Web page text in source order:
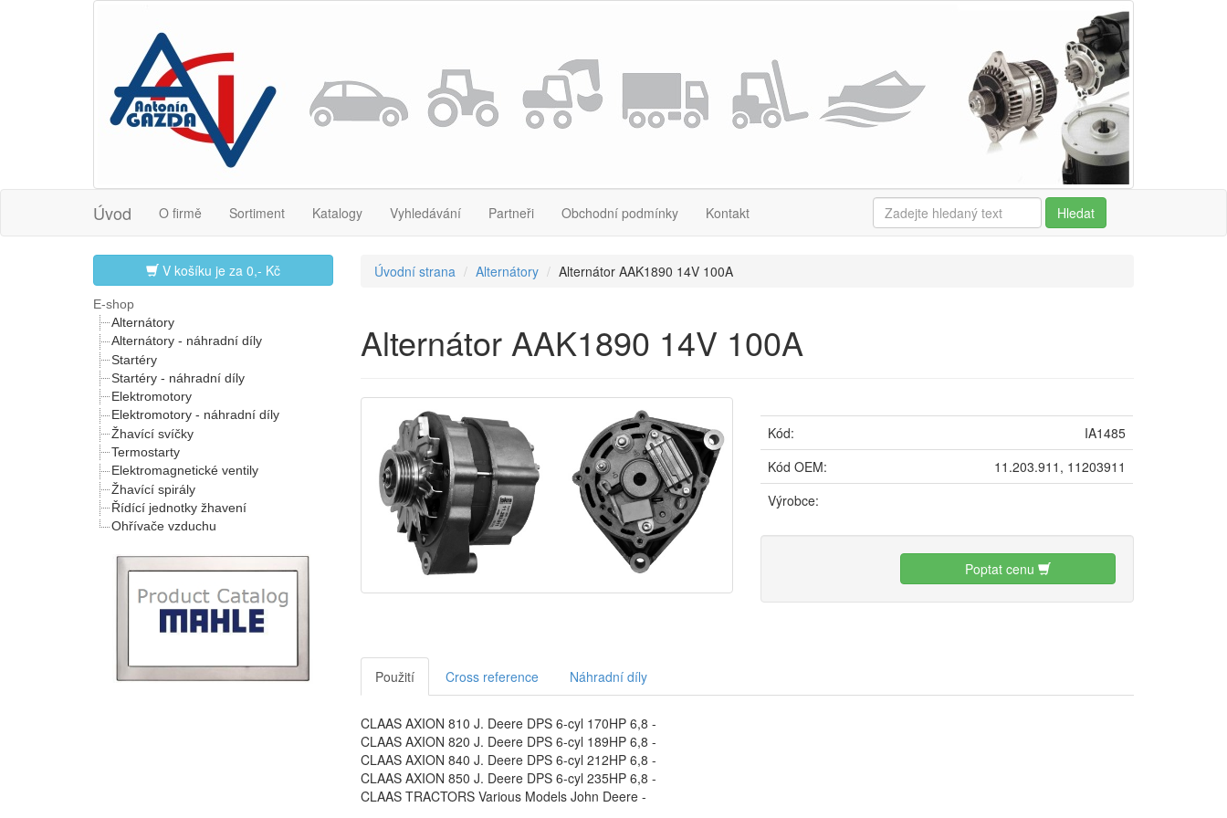
Úvod O firmě Sortiment Katalogy Vyhledávání Partneři Obchodní podmínky Kontakt Hledat
V košíku je za 0,- Kč
E-shop
Alternátory
Alternátory - náhradní díly
Startéry
Startéry - náhradní díly
Elektromotory
Elektromotory - náhradní díly
Žhavící svíčky
Termostarty
Elektromagnetické ventily
Žhavící spirály
Řídící jednotky žhavení
Ohřívače vzduchu
Úvodní strana Alternátory Alternátor AAK1890 14V 100A
Alternátor AAK1890 14V 100A
Kód:
IA1485
Kód OEM:
11.203.911, 11203911
Výrobce:
Poptat cenu
Použití Cross reference Náhradní díly
CLAAS AXION 810 J. Deere DPS 6-cyl 170HP 6,8 -
CLAAS AXION 820 J. Deere DPS 6-cyl 189HP 6,8 -
CLAAS AXION 840 J. Deere DPS 6-cyl 212HP 6,8 -
CLAAS AXION 850 J. Deere DPS 6-cyl 235HP 6,8 -
CLAAS TRACTORS Various Models John Deere -